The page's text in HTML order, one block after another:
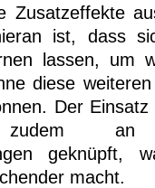
Zusatzeffekte
ist, dass
lassen, um
diese weiteren
Der
an
geknüpft,
macht.